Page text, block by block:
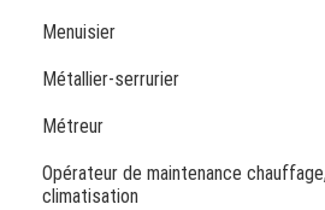
Menuisier
Métallier-serrurier
Métreur
Opérateur de maintenance
climatisation